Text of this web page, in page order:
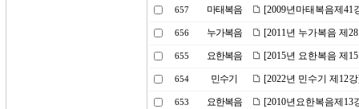
657 마태복음 [2009년마태복음제
656 누가복음 [2011년 누가복음 제
655 요한복음 [2015년 요한복음 제
654 민수기 [2022년 민수기 제12
653 요한복음 [2010년요한복음제13